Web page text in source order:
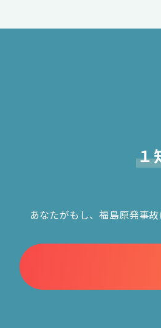
１
あなたがもし、福島原発事